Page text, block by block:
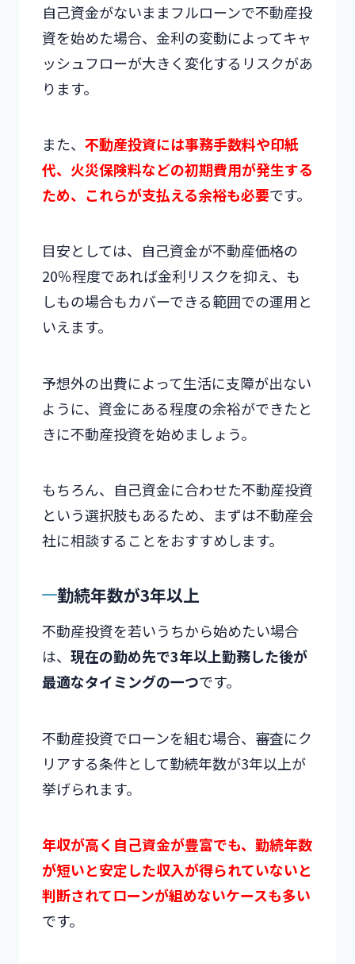
自己資金がないままフルローンで不動産投
資を始めた場合、金利の変動によってキャ
ッシュフローが大きく変化するリスクがあ
ります。
また、 不動産投資には事務手数料や印紙
代、火災保険料などの初期費用が発生する
ため、これらが支払える余裕も必要です。
目安としては、自己資金が不動産価格の
20％程度であれば金利リスクを抑え、も
しもの場合もカバーできる範囲での運用と
いえます。
予想外の出費によって生活に支障が出ない
ように、資金にある程度の余裕ができたと
きに不動産投資を始めましょう。
もちろん、自己資金に合わせた不動産投資
という選択肢もあるため、まずは不動産会
社に相談することをおすすめします。
勤続年数が3年以上
不動産投資を若いうちから始めたい場合
は、 現在の勤め先で3年以上勤務した後が
最適なタイミングの一つです。
不動産投資でローンを組む場合、審査にク
リアする条件として勤続年数が3年以上が
挙げられます。
年収が高く自己資金が豊富でも、勤続年数
が短いと安定した収入が得られていないと
判断されてローンが組めないケースも多い
です。